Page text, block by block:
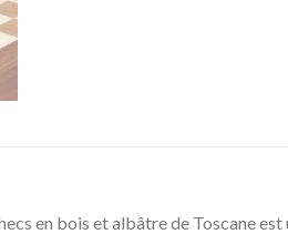
en bois et albâtre de Toscane